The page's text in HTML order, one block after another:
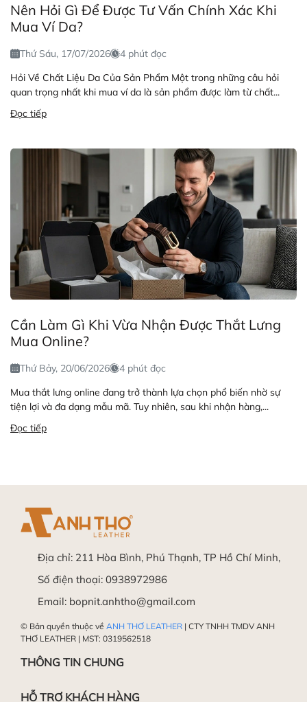
Nên Hỏi Gì Để Được Tư Vấn Chính Xác Khi
Mua Ví Da?
Thứ Sáu, 17/07/2026
4 phút đọc
Hỏi Về Chất Liệu Da Của Sản Phẩm Một trong những câu hỏi
quan trọng nhất khi mua ví da là sản phẩm được làm từ chất...
Đọc tiếp
Cần Làm Gì Khi Vừa Nhận Được Thắt Lưng
Mua Online?
Thứ Bảy, 20/06/2026
4 phút đọc
Mua thắt lưng online đang trở thành lựa chọn phổ biến nhờ sự
tiện lợi và đa dạng mẫu mã. Tuy nhiên, sau khi nhận hàng,...
Đọc tiếp
Địa chỉ: 211 Hòa Bình, Phú Thạnh, TP Hồ Chí Minh,
Số điện thoại: 0938972986
Email: bopnit.anhtho@gmail.com
© Bản quyền thuộc về ANH THƠ LEATHER | CTY TNHH TMDV ANH
THƠ LEATHER | MST: 0319562518
THÔNG TIN CHUNG
HỖ TRỢ KHÁCH HÀNG